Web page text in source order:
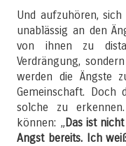
Und aufzuhören,
unablässig an den
von ihnen zu
Verdrängung,
werden die Ängste
Gemeinschaft.
solche zu
können: „Das ist
Angst bereits. Ich